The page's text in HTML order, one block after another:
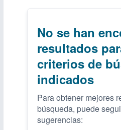
No se han
resultados
criterios de
indicados
Para obtener mejores
búsqueda, puede
sugerencias: